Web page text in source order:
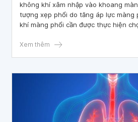
không khí xâm nhập vào khoang
tượng xẹp phổi do tăng áp lực màng
khí màng phổi cần được thực hiện
Xem thêm